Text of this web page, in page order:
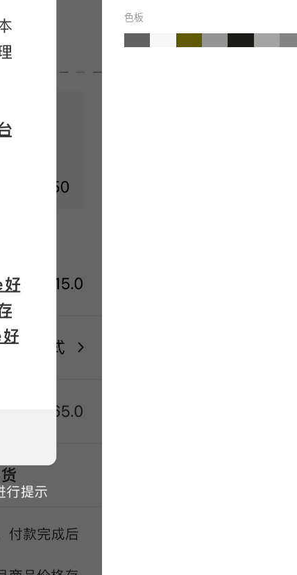
色板